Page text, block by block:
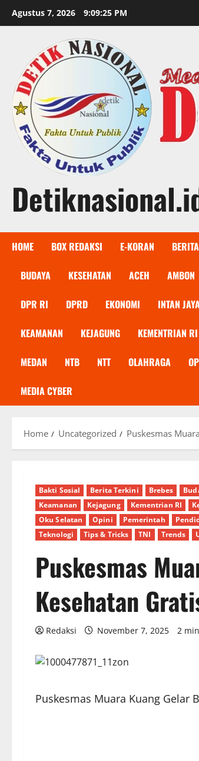
Agustus 7, 2026 9:09:26 PM
HOME BOX REDAKSI E-KORAN
BUDAYA KESEHATAN ACEH AMBON
DPR RI DPRD EKONOMI INTAN
KEAMANAN KEJAGUNG KEMENTRIAN RI
MEDAN NTB NTT OLAHRAGA
MEDIA CYBER
Home Uncategorized Puskesmas
Bakti Sosial Berita Terkini Brebes
Keamanan
Kejagung Kementrian RI
Oku Selatan
Opini Pemerintah
Teknologi
Tips & Tricks TNI Trends
Puskesmas
Kesehatan
Redaksi November 7, 2025 2
Puskesmas Muara Kuang Gelar